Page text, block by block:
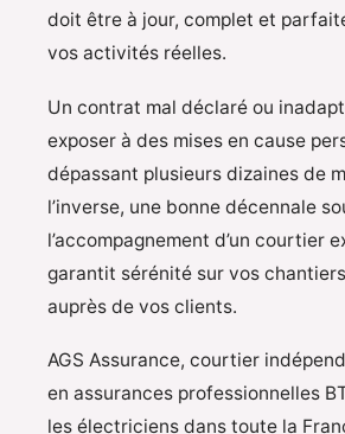
doit être à jour, complet et
vos activités réelles.
Un contrat mal déclaré ou
exposer à des mises en cause
dépassant plusieurs dizaines de
l’inverse, une bonne décennale
l’accompagnement d’un courtier
garantit sérénité sur vos
auprès de vos clients.
AGS Assurance, courtier
en assurances professionnelles
les électriciens dans toute la